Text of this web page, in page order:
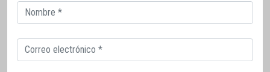
Correo
electrónico
Correo
electrónico